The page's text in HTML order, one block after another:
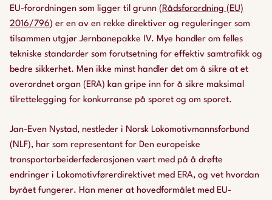
EU-forordningen som ligger til grunn (Rådsforordning (EU)
2016/796) er en av en rekke direktiver og reguleringer som
tilsammen utgjør Jernbanepakke IV. Mye handler om felles
tekniske standarder som forutsetning for effektiv samtrafikk og
bedre sikkerhet. Men ikke minst handler det om å sikre at et
overordnet organ (ERA) kan gripe inn for å sikre maksimal
tilrettelegging for konkurranse på sporet og om sporet.
Jan-Even Nystad, nestleder i Norsk Lokomotivmannsforbund
(NLF), har som representant for Den europeiske
transportarbeiderføderasjonen vært med på å drøfte
endringer i Lokomotivførerdirektivet med ERA, og vet hvordan
byrået fungerer. Han mener at hovedformålet med EU-